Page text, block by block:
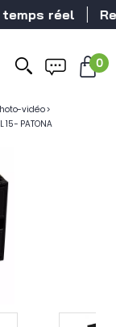
réel
0
vidéo>
- PATONA